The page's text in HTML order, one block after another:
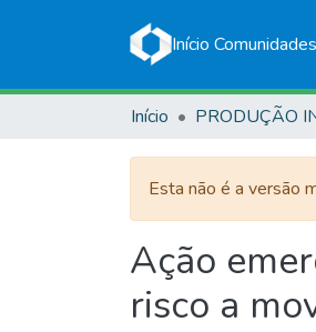
Início
Início
Esta não é a versão
Ação
risco a